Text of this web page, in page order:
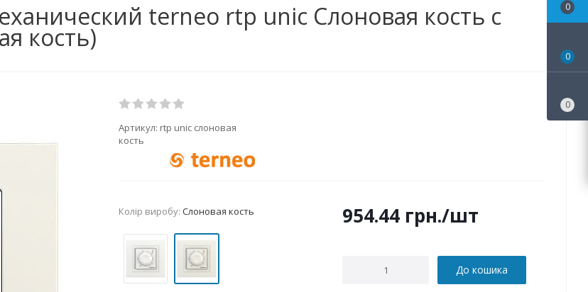
terneo rtp unic Слоновая кость с
кость)
Артикул: rtp unic слоновая
кость
Колір виробу: Слоновая кость 954.44 грн./шт
До кошика
0
0
0